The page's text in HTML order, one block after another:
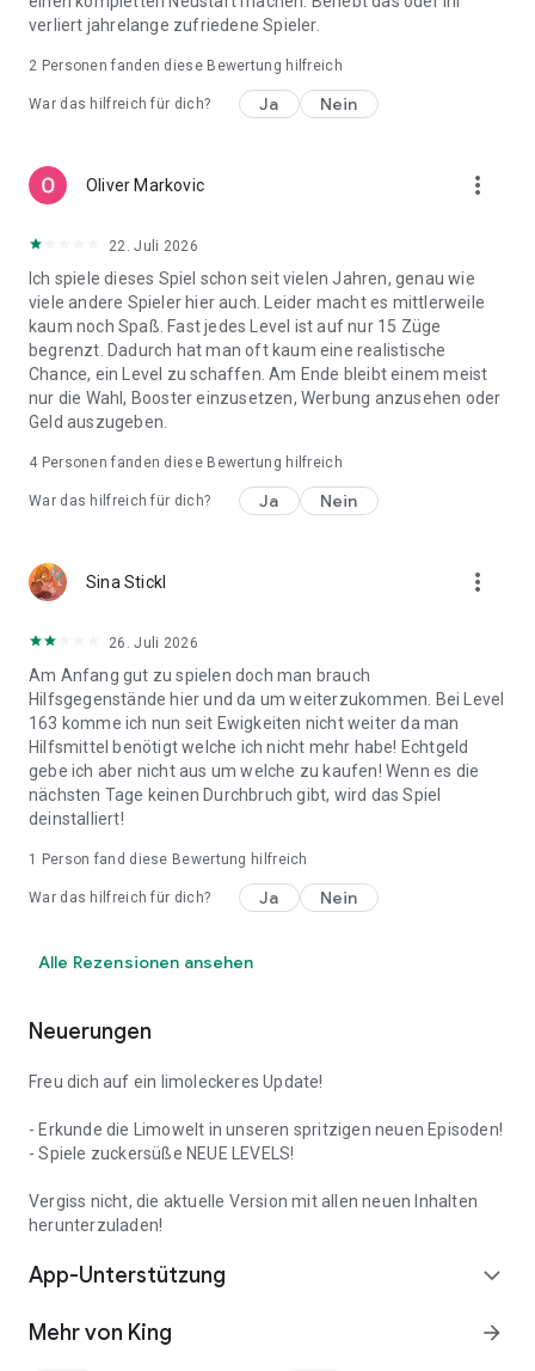
verliert jahrelange zufriedene Spieler.
2 Personen fanden diese Bewertung hilfreich
War das hilfreich für dich? Ja Nein
Oliver Markovic more_vert
22. Juli 2026
Ich spiele dieses Spiel schon seit vielen Jahren, genau wie
viele andere Spieler hier auch. Leider macht es mittlerweile
kaum noch Spaß. Fast jedes Level ist auf nur 15 Züge
begrenzt. Dadurch hat man oft kaum eine realistische
Chance, ein Level zu schaffen. Am Ende bleibt einem meist
nur die Wahl, Booster einzusetzen, Werbung anzusehen oder
Geld auszugeben.
4 Personen fanden diese Bewertung hilfreich
War das hilfreich für dich? Ja Nein
Sina Stickl more_vert
26. Juli 2026
Am Anfang gut zu spielen doch man brauch
Hilfsgegenstände hier und da um weiterzukommen. Bei Level
163 komme ich nun seit Ewigkeiten nicht weiter da man
Hilfsmittel benötigt welche ich nicht mehr habe! Echtgeld
gebe ich aber nicht aus um welche zu kaufen! Wenn es die
nächsten Tage keinen Durchbruch gibt, wird das Spiel
deinstalliert!
1 Person fand diese Bewertung hilfreich
War das hilfreich für dich? Ja Nein
Alle Rezensionen ansehen
Neuerungen
Freu dich auf ein limoleckeres Update!
- Erkunde die Limowelt in unseren spritzigen neuen Episoden!
- Spiele zuckersüße NEUE LEVELS!
Vergiss nicht, die aktuelle Version mit allen neuen Inhalten
herunterzuladen!
App-Unterstützung expand_more
Mehr von King arrow_forward